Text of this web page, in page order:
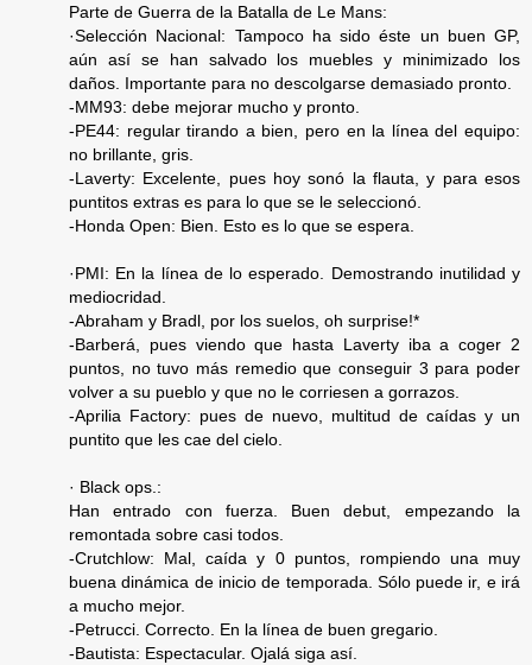
Parte de Guerra de la Batalla de Le Mans:
·Selección Nacional: Tampoco ha sido éste un buen GP,
aún así se han salvado los muebles y minimizado los
daños. Importante para no descolgarse demasiado pronto.
-MM93: debe mejorar mucho y pronto.
-PE44: regular tirando a bien, pero en la línea del equipo:
no brillante, gris.
-Laverty: Excelente, pues hoy sonó la flauta, y para esos
puntitos extras es para lo que se le seleccionó.
-Honda Open: Bien. Esto es lo que se espera.
·PMI: En la línea de lo esperado. Demostrando inutilidad y
mediocridad.
-Abraham y Bradl, por los suelos, oh surprise!*
-Barberá, pues viendo que hasta Laverty iba a coger 2
puntos, no tuvo más remedio que conseguir 3 para poder
volver a su pueblo y que no le corriesen a gorrazos.
-Aprilia Factory: pues de nuevo, multitud de caídas y un
puntito que les cae del cielo.
· Black ops.:
Han entrado con fuerza. Buen debut, empezando la
remontada sobre casi todos.
-Crutchlow: Mal, caída y 0 puntos, rompiendo una muy
buena dinámica de inicio de temporada. Sólo puede ir, e irá
a mucho mejor.
-Petrucci. Correcto. En la línea de buen gregario.
-Bautista: Espectacular. Ojalá siga así.